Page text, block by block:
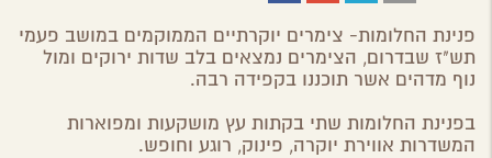
Email
Twitter
Google
Plus
פנינת החלומות- צימרים יוקרתיים הממוקמים במושב פעמי
תש"ז שבדרום, הצימרים נמצאים בלב שדות ירוקים ומול
נוף מדהים אשר תוכננו בקפידה רבה.
בפנינת החלומות שתי בקתות עץ מושקעות ומפוארות
המשדרות אווירת יוקרה, פינוק, רוגע וחופש.